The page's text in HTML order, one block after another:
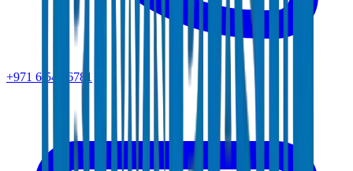
+971 6 543 6781